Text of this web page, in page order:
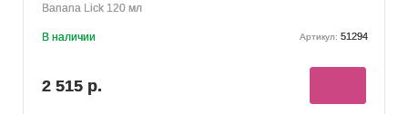
Banana Lick 120 мл
В наличии Артикул: 51294
2 515 р.